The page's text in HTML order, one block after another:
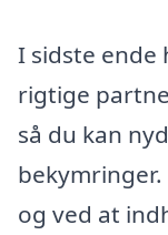
I sidste ende
rigtige
så du kan
og ved at